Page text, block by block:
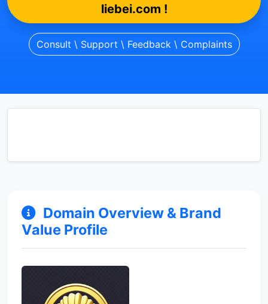
liebei.com !
Consult \ Support \ Feedback \ Complaints
Domain Overview & Brand
Value Profile